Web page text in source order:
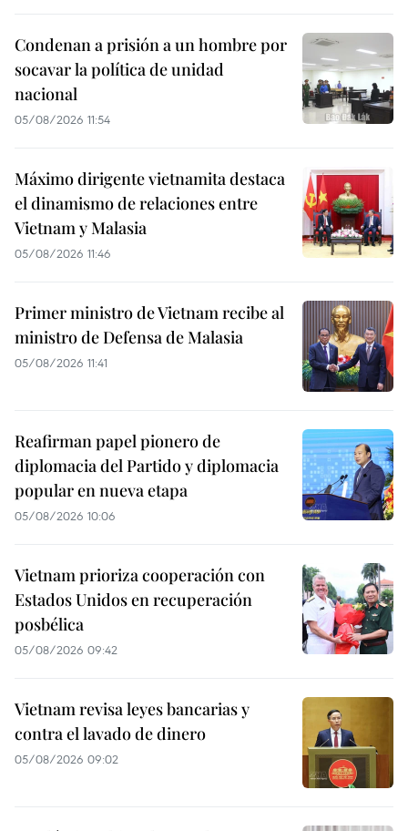
Condenan a prisión a un hombre por
socavar la política de unidad
nacional
05/08/2026 11:54
Máximo dirigente vietnamita destaca
el dinamismo de relaciones entre
Vietnam y Malasia
05/08/2026 11:46
Primer ministro de Vietnam recibe al
ministro de Defensa de Malasia
05/08/2026 11:41
Reafirman papel pionero de
diplomacia del Partido y diplomacia
popular en nueva etapa
05/08/2026 10:06
Vietnam prioriza cooperación con
Estados Unidos en recuperación
posbélica
05/08/2026 09:42
Vietnam revisa leyes bancarias y
contra el lavado de dinero
05/08/2026 09:02